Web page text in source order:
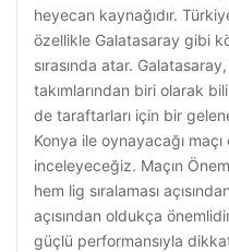
heyecan kaynağıdır.
özellikle Galatasaray gibi
sırasında atar.
takımlarından biri olarak
de taraftarları için bir
Konya ile oynayacağı maçı
inceleyeceğiz. Maçın
hem lig sıralaması
açısından oldukça
güçlü performansıyla